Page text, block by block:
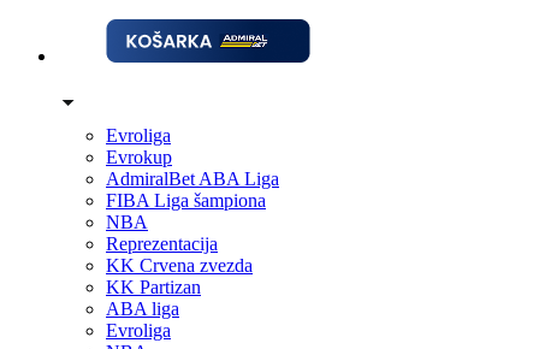
Evroliga
Evrokup
AdmiralBet ABA Liga
FIBA Liga šampiona
NBA
Reprezentacija
KK Crvena zvezda
KK Partizan
ABA liga
Evroliga